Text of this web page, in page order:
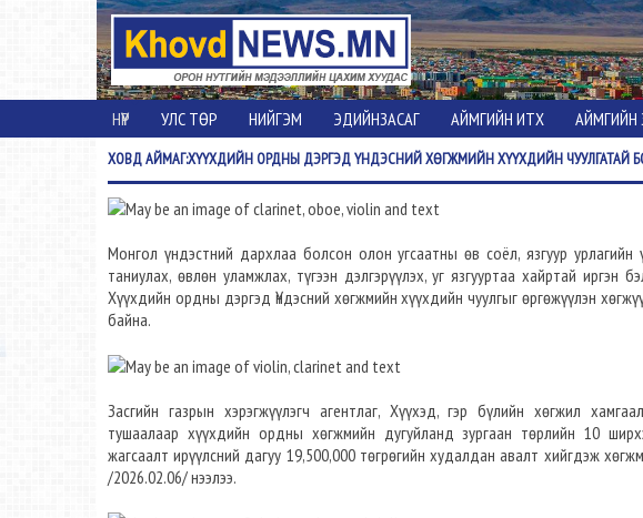
НҮҮР УЛС ТӨР НИЙГЭМ ЭДИЙНЗАСАГ АЙМГИЙН ИТХ АЙМГИЙН
ХОВДАЙМАГ:ХҮҮХДИЙН ОРДНЫ ДЭРГЭД ҮНДЭСНИЙ ХӨГЖМИЙН ХҮҮХДИЙН ЧУУЛГАТАЙ
Монгол үндэстний дархлаа болсон олон угсаатны өв соёл, язгуур урлагийн
таниулах, өвлөн уламжлах, түгээн дэлгэрүүлэх, уг язгууртаа хайртай иргэн
Хүүхдийн ордны дэргэд Үндэсний хөгжмийн хүүхдийн чуулгыг өргөжүүлэн
байна.
Засгийн газрын хэрэгжүүлэгч агентлаг, Хүүхэд, гэр бүлийн хөгжил
тушаалаар хүүхдийн ордны хөгжмийн дугуйланд зургаан төрлийн 10
жагсаалт ирүүлсний дагуу 19,500,000 төгрөгийн худалдан авалт хийгдэж
/2026.02.06/ нээлээ.